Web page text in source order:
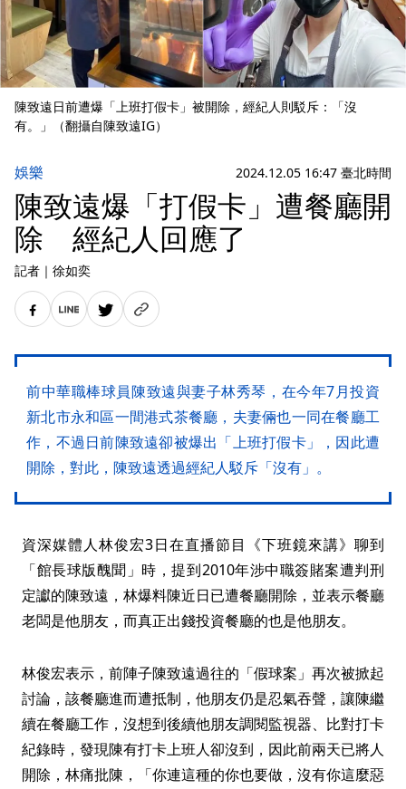
陳致遠日前遭爆「上班打假卡」被開除，經紀人則駁斥：「沒
有。」（翻攝自陳致遠IG）
娛樂 2024.12.05 16:47 臺北時間
陳致遠爆「打假卡」遭餐廳開
除 經紀人回應了
記者 ｜ 徐如奕
前中華職棒球員陳致遠與妻子林秀琴，在今年7月投資
新北市永和區一間港式茶餐廳，夫妻倆也一同在餐廳工
作，不過日前陳致遠卻被爆出「上班打假卡」，因此遭
開除，對此，陳致遠透過經紀人駁斥「沒有」。
資深媒體人林俊宏3日在直播節目《下班鏡來講》聊到
「館長球版醜聞」時，提到2010年涉中職簽賭案遭判刑
定讞的陳致遠，林爆料陳近日已遭餐廳開除，並表示餐廳
老闆是他朋友，而真正出錢投資餐廳的也是他朋友。
林俊宏表示，前陣子陳致遠過往的「假球案」再次被掀起
討論，該餐廳進而遭抵制，他朋友仍是忍氣吞聲，讓陳繼
續在餐廳工作，沒想到後續他朋友調閱監視器、比對打卡
紀錄時，發現陳有打卡上班人卻沒到，因此前兩天已將人
開除，林痛批陳，「你連這種的你也要做，沒有你這麼惡